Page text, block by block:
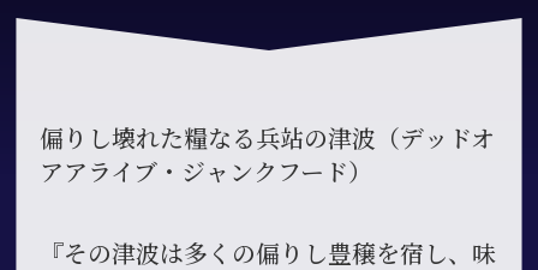
偏りし壊れた糧なる兵站の津波（デッドオ
アアライブ・ジャンクフード）
『その津波は多くの偏りし豊穣を宿し、味